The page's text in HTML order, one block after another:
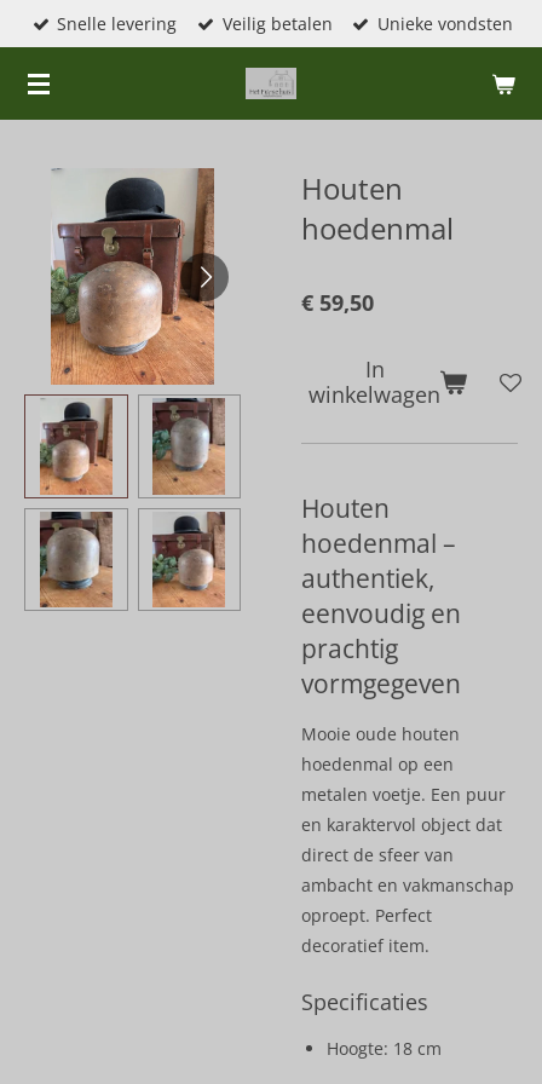
naar
de
Snelle levering Veilig betalen Unieke vondsten
Houten
hoedenmal
€ 59,50
In
winkelwagen
Houten
hoedenmal –
authentiek,
eenvoudig en
prachtig
vormgegeven
Mooie oude houten
hoedenmal op een
metalen voetje. Een puur
en karaktervol object dat
direct de sfeer van
ambacht en vakmanschap
oproept. Perfect
decoratief item.
Specificaties
Hoogte: 18 cm